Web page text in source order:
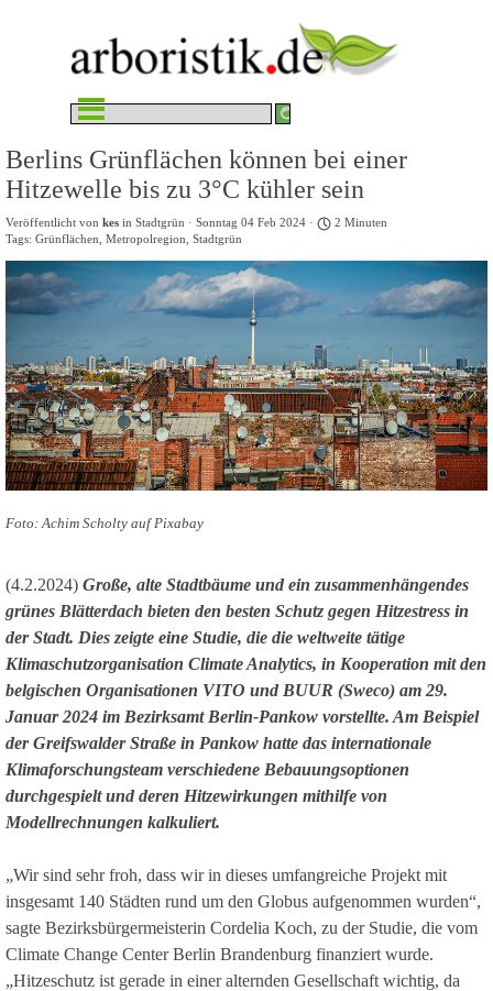
Menü überspringen
Berlins Grünflächen können bei einer
Hitzewelle bis zu 3°C kühler sein
Veröffentlicht von kes in Stadtgrün · Sonntag 04 Feb 2024 ·
2 Minuten
Tags: Grünflächen Metropolregion Stadtgrün
Foto: Achim Scholty auf Pixabay
(4.2.2024) Große, alte Stadtbäume und ein zusammenhängendes
grünes Blätterdach bieten den besten Schutz gegen Hitzestress in
der Stadt. Dies zeigte eine Studie, die die weltweite tätige
Klimaschutzorganisation Climate Analytics, in Kooperation mit den
belgischen Organisationen VITO und BUUR (Sweco) am 29.
Januar 2024 im Bezirksamt Berlin-Pankow vorstellte. Am Beispiel
der Greifswalder Straße in Pankow hatte das internationale
Klimaforschungsteam verschiedene Bebauungsoptionen
durchgespielt und deren Hitzewirkungen mithilfe von
Modellrechnungen kalkuliert.
„Wir sind sehr froh, dass wir in dieses umfangreiche Projekt mit
insgesamt 140 Städten rund um den Globus aufgenommen wurden“,
sagte Bezirksbürgermeisterin Cordelia Koch, zu der Studie, die vom
Climate Change Center Berlin Brandenburg finanziert wurde.
„Hitzeschutz ist gerade in einer alternden Gesellschaft wichtig, da